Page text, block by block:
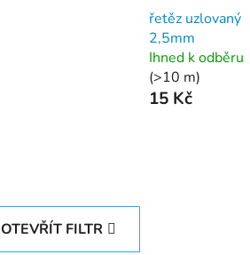
řetěz uzlovaný
2,5mm
Ihned k odběru
(>10 m)
15 Kč
OTEVŘÍT FILTR